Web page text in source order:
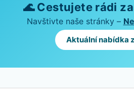
🌊 Cestujete rádi
Navštivte naše stránky –
Aktuální nabídka